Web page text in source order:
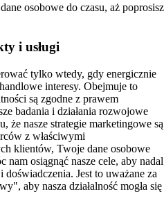
osobowe do czasu, aż poprosisz
i usługi
tylko wtedy, gdy energicznie
interesy. Obejmuje to
są zgodne z prawem
badania i działania rozwojowe
że nasze strategie marketingowe są
z właściwymi
klientów, Twoje dane osobowe
osiągnąć nasze cele, aby nadal
Jest to uważane za
aby nasza działalność mogła się